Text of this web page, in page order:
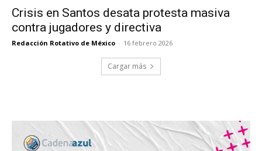
Crisis en Santos desata protesta masiva
contra jugadores y directiva
Redacción Rotativo de México - 16 febrero 2026
Cargar más